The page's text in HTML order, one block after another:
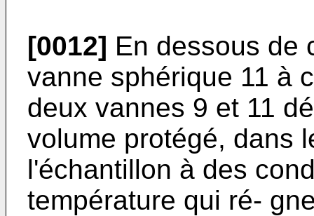
[0012] En dessous de
vanne sphérique 11 à
deux vannes 9 et 11
volume protégé, dans
l'échantillon à des
température qui ré-